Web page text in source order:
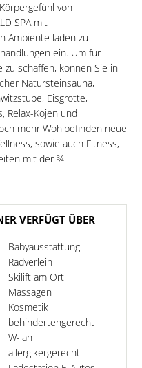
von
SPA mit
Ambiente laden zu
ein. Um für
zu schaffen, können Sie in
Natursteinsauna,
Eisgrotte,
Relax-Kojen und
mehr Wohlbefinden neue
sowie auch Fitness,
mit der ¾-
VERFÜGT ÜBER
Babyausstattung
Radverleih
Skilift am Ort
Massagen
Kosmetik
behindertengerecht
W-lan
allergikergerecht